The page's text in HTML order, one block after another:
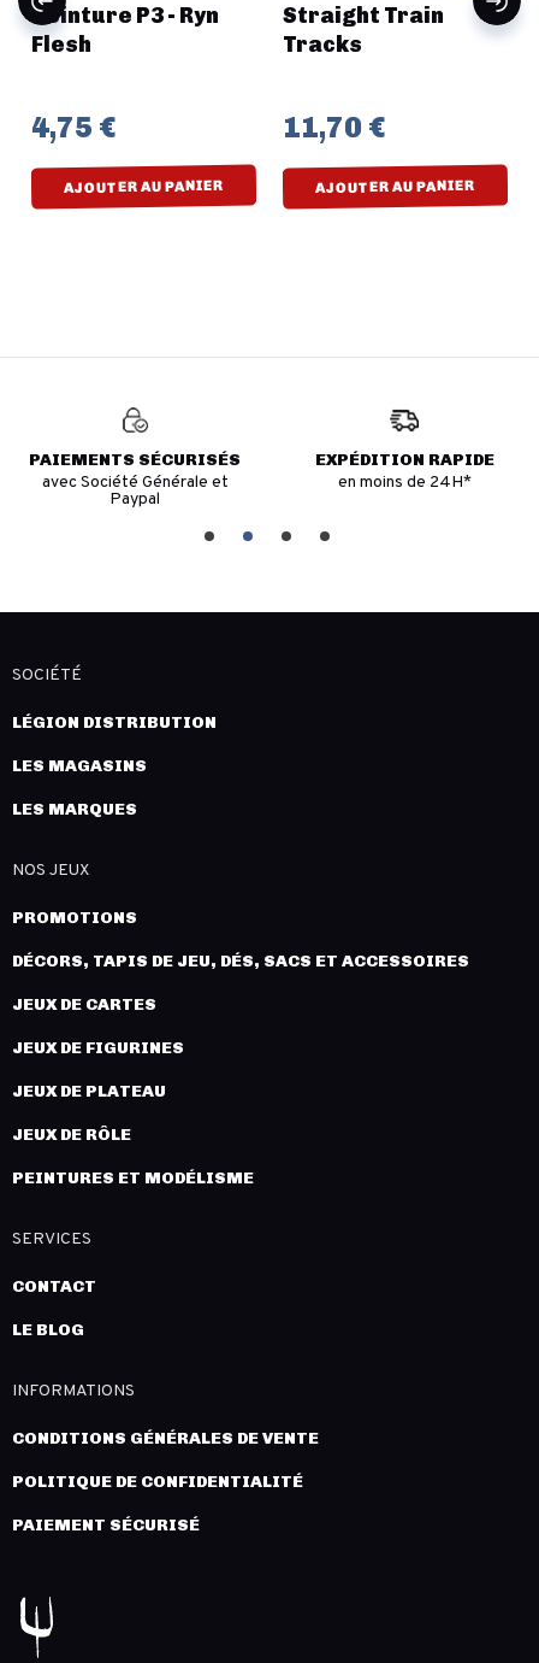
Peinture P3 - Ryn
Flesh
4,75 €
AJOUTER AU PANIER
Straight Train
Tracks
11,70 €
AJOUTER AU PANIER
PAIEMENTS SÉCURISÉS
avec Société Générale et
Paypal
EXPÉDITION RAPIDE
en moins de 24H*
SOCIÉTÉ
LÉGION DISTRIBUTION
LES MAGASINS
LES MARQUES
NOS JEUX
PROMOTIONS
DÉCORS, TAPIS DE JEU, DÉS, SACS ET ACCESSOIRES
JEUX DE CARTES
JEUX DE FIGURINES
JEUX DE PLATEAU
JEUX DE RÔLE
PEINTURES ET MODÉLISME
SERVICES
CONTACT
LE BLOG
INFORMATIONS
CONDITIONS GÉNÉRALES DE VENTE
POLITIQUE DE CONFIDENTIALITÉ
PAIEMENT SÉCURISÉ